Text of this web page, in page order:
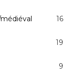
16
19
9